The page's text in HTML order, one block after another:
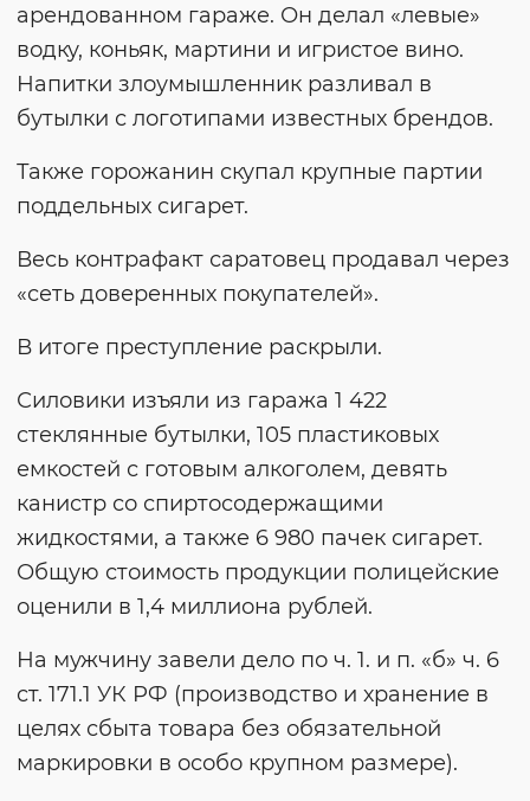
арендованном гараже. Он делал «левые»
водку, коньяк, мартини и игристое вино.
Напитки злоумышленник разливал в
бутылки с логотипами известных брендов.
Также горожанин скупал крупные партии
поддельных сигарет.
Весь контрафакт саратовец продавал через
«сеть доверенных покупателей».
В итоге преступление раскрыли.
Силовики изъяли из гаража 1 422
стеклянные бутылки, 105 пластиковых
емкостей с готовым алкоголем, девять
канистр со спиртосодержащими
жидкостями, а также 6 980 пачек сигарет.
Общую стоимость продукции полицейские
оценили в 1,4 миллиона рублей.
На мужчину завели дело по ч. 1. и п. «б» ч. 6
ст. 171.1 УК РФ (производство и хранение в
целях сбыта товара без обязательной
маркировки в особо крупном размере).